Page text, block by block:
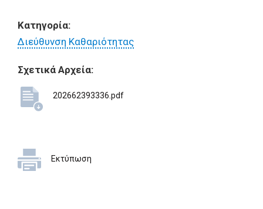
Κατηγορία:
Διεύθυνση Καθαριότητας
Σχετικά Αρχεία:
202662393336.pdf
Εκτύπωση